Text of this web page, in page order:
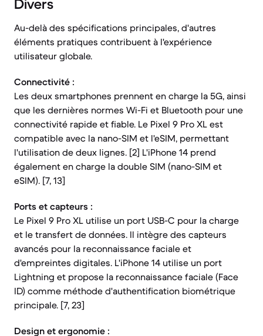
Divers
Au-delà des spécifications principales, d'autres
éléments pratiques contribuent à l'expérience
utilisateur globale.
Connectivité :
Les deux smartphones prennent en charge la 5G, ainsi
que les dernières normes Wi-Fi et Bluetooth pour une
connectivité rapide et fiable. Le Pixel 9 Pro XL est
compatible avec la nano-SIM et l'eSIM, permettant
l'utilisation de deux lignes. [2] L'iPhone 14 prend
également en charge la double SIM (nano-SIM et
eSIM). [7, 13]
Ports et capteurs :
Le Pixel 9 Pro XL utilise un port USB-C pour la charge
et le transfert de données. Il intègre des capteurs
avancés pour la reconnaissance faciale et
d'empreintes digitales. L'iPhone 14 utilise un port
Lightning et propose la reconnaissance faciale (Face
ID) comme méthode d'authentification biométrique
principale. [7, 23]
Design et ergonomie :